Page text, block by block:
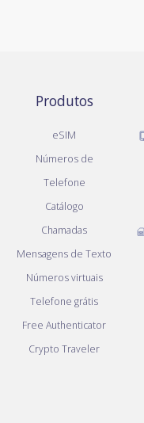
Produtos
eSIM
Números de
Telefone
Catálogo
Chamadas
Mensagens de Texto
Números virtuais
Telefone grátis
Free Authenticator
Crypto Traveler